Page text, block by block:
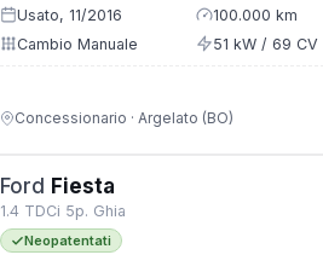
Usato, 11/2016 100.000 km
Cambio Manuale
51 kW / 69 CV
Concessionario · Argelato (BO)
Ford Fiesta
1.4 TDCi 5p. Ghia
Neopatentati